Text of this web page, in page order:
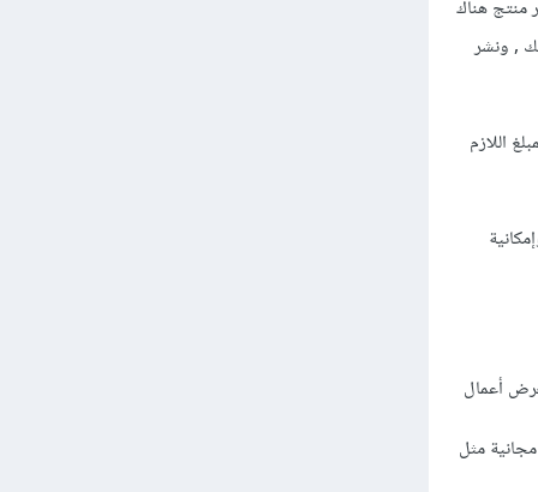
منتج هناك
, ونشر
اللازم
أعمال
مثل